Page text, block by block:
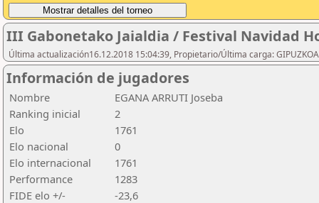
III Gabonetako Jaialdia / Festival Navidad
Última actualización16.12.2018 15:04:39, Propietario/Última carga:
Información de jugadores
Nombre
EGANA ARRUTI Joseba
Ranking inicial
2
Elo
1761
Elo nacional
0
Elo internacional
1761
Performance
1283
FIDE elo +/-
-23,6